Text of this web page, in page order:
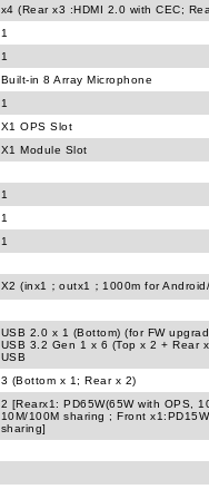
x4 (Rear x3 :HDMI 2.0 with CEC;
1
1
Built-in 8 Array Microphone
1
X1 OPS Slot
X1 Module Slot
1
1
1
X2 (inx1；outx1；1000m for
USB 2.0 x 1 (Bottom) (for FW
USB 3.2 Gen 1 x 6 (Top x 2 + Rear
USB
3 (Bottom x 1; Rear x 2)
2 [Rearx1: PD65W(65W with OPS,
10M/100M sharing ; Front
sharing]